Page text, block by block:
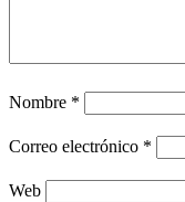
Nombre *
Correo electrónico *
Web